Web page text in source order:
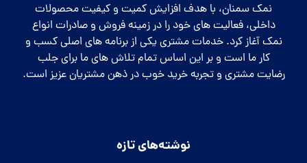
نمک سمنان، با هدف افزایش کمیت و کیفیت محصولات
داخلی، فعالیت های خود را در زمینه فروش و صادرات انواع
نمک آغاز کرد. خدمات مشتری یکی از برنامه های اصلی کسب و
کار ما است و بر این اساس تمام تلاش های ما برای جلب
رضایت مشتری و تجربه خرید خوب در ذهن مشتریان عزیز است.
نوشته‌های تازه